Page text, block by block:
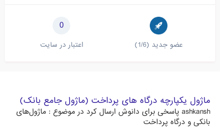
عضو جدید (1/6)
0
اعتبار در سایت
ماژول یکپارچه درگاه های پرداخت (ماژول جامع بانک)
ashkansh پاسخی برای دانوش ارسال کرد در موضوع : ماژول‌های
بانکی و درگاه پرداخت